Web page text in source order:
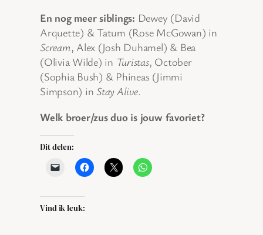
En nog meer siblings: Dewey (David
Arquette) & Tatum (Rose McGowan) in
Scream, Alex (Josh Duhamel) & Bea
(Olivia Wilde) in Turistas, October
(Sophia Bush) & Phineas (Jimmi
Simpson) inStay Alive.
Welk broer/zus duo is jouw favoriet?
Dit delen:
Vind ik leuk: